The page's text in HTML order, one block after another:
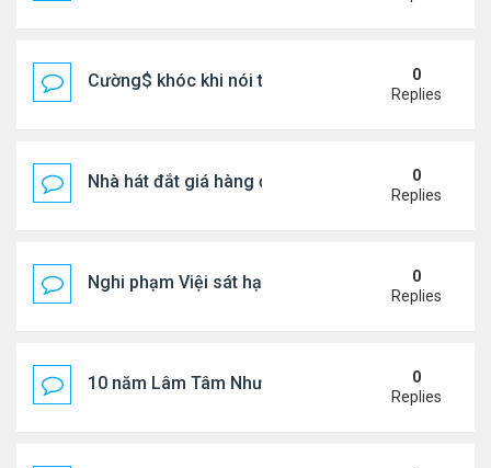
Cường$ khóc khi nói thật về hôn nhân
0
Replies
Nhà hát đắt giá hàng đầu tg ở VN
0
Replies
Nghi phạm Việi sát hại cụ bà 91 tuổi, phi tang xác
0
Replies
10 năm Lâm Tâm Như - Hoắc Kiến Hoa
0
Replies